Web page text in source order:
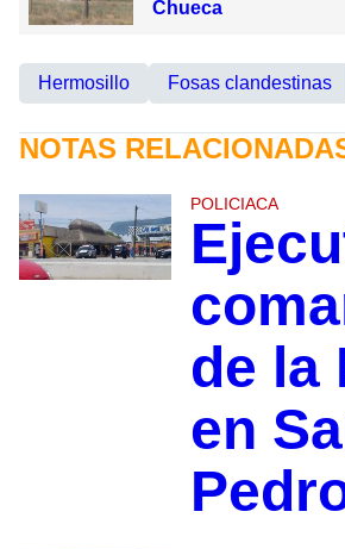
Chueca
Hermosillo Fosas clandestinas
NOTAS
POLICIACA
de la
en